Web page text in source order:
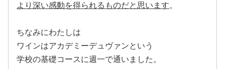
より深い感動を得られるものだと思います。
ちなみにわたしは
ワインはアカデミーデュヴァンという
学校の基礎コースに週一で通いました。